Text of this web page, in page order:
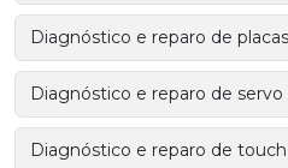
Diagnóstico e reparo de
Diagnóstico e reparo de servo
Diagnóstico e reparo de